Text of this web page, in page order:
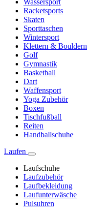
Wassersport
Racketsports
Skaten
Sporttaschen
Wintersport
Klettern & Bouldern
Golf
Gymnastik
Basketball
Dart
Waffensport
Yoga Zubehör
Boxen
Tischfußball
Reiten
Handballschuhe
Laufen
Laufschuhe
Laufzubehör
Laufbekleidung
Laufunterwäsche
Pulsuhren